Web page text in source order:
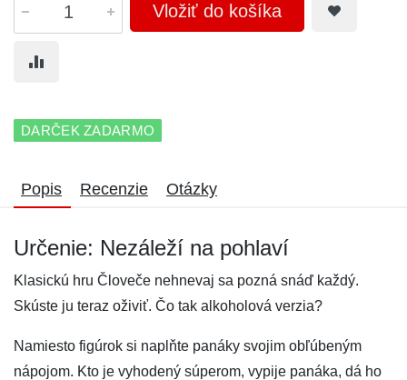
Vložiť do košíka
DARČEK ZADARMO
Popis Recenzie Otázky
Určenie: Nezáleží na pohlaví
Klasickú hru Človeče nehnevaj sa pozná snáď každý.
Skúste ju teraz oživiť. Čo tak alkoholová verzia?
Namiesto figúrok si naplňte panáky svojim obľúbeným
nápojom. Kto je vyhodený súperom, vypije panáka, dá ho